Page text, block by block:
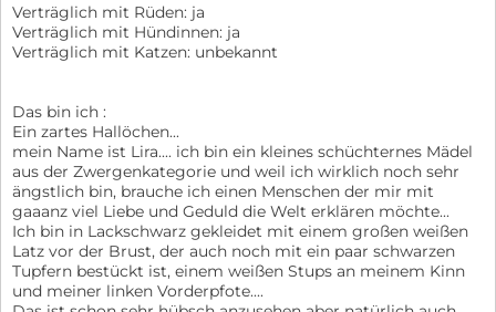
Verträglich mit Rüden: ja
Verträglich mit Hündinnen: ja
Verträglich mit Katzen: unbekannt
Das bin ich :
Ein zartes Hallöchen...
mein Name ist Lira.... ich bin ein kleines schüchternes Mädel
aus der Zwergenkategorie und weil ich wirklich noch sehr
ängstlich bin, brauche ich einen Menschen der mir mit
gaaanz viel Liebe und Geduld die Welt erklären möchte...
Ich bin in Lackschwarz gekleidet mit einem großen weißen
Latz vor der Brust, der auch noch mit ein paar schwarzen
Tupfern bestückt ist, einem weißen Stups an meinem Kinn
und meiner linken Vorderpfote....